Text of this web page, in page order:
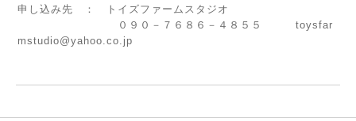
申し込み先 ： トイズファームスタジオ
０９０－７６８６－４８５５ toysfar
mstudio@yahoo.co.jp